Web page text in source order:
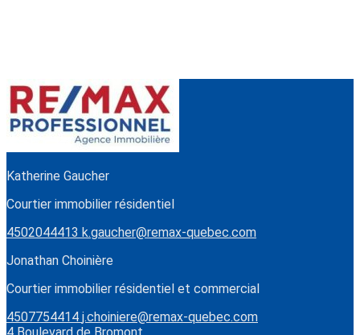
Katherine Gaucher
Courtier immobilier résidentiel
4502044413 k.gaucher@remax-quebec.com
Jonathan Choinière
Courtier immobilier résidentiel et commercial
4507754414 j.choiniere@remax-quebec.com